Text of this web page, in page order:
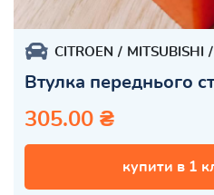
CITROEN MITSUBISHI
Втулка переднього
305.00 ₴
купити в 1